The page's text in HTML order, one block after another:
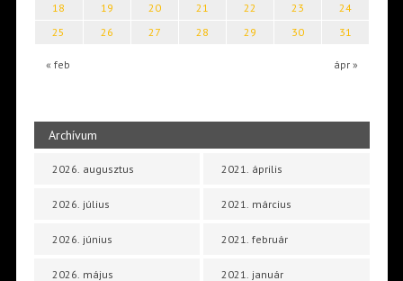
« feb ápr »
18
19 20 21 22 23
24
25
26 27 28 29 30 31
Archívum
2026. augusztus
2026. július
2026. június
2026. május
2021. április
2021. március
2021. február
2021. január